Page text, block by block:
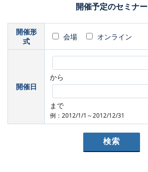
開催予定のセミナー
開催形
式
会場 オンライン
開催日
から
まで
例：2012/1/1～2012/12/31